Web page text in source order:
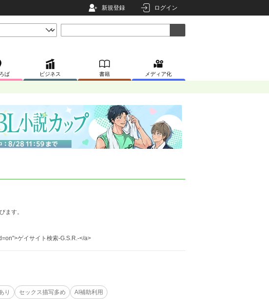
新規登録 ログイン
ば ビジネス 書籍 メディア化
ます。
ゲイサイト検索-G.S.R.-</a>
り セックス描写多め AI補助利用